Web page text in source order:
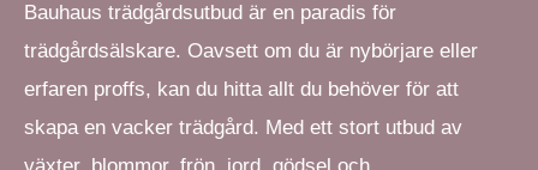
Bauhaus trädgårdsutbud är en paradis för
trädgårdsälskare. Oavsett om du är nybörjare eller
erfaren proffs, kan du hitta allt du behöver för att
skapa en vacker trädgård. Med ett stort utbud av